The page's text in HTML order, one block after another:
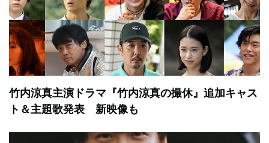
竹内涼真主演ドラマ『竹内涼真の撮休』追加キャス
ト＆主題歌発表 新映像も